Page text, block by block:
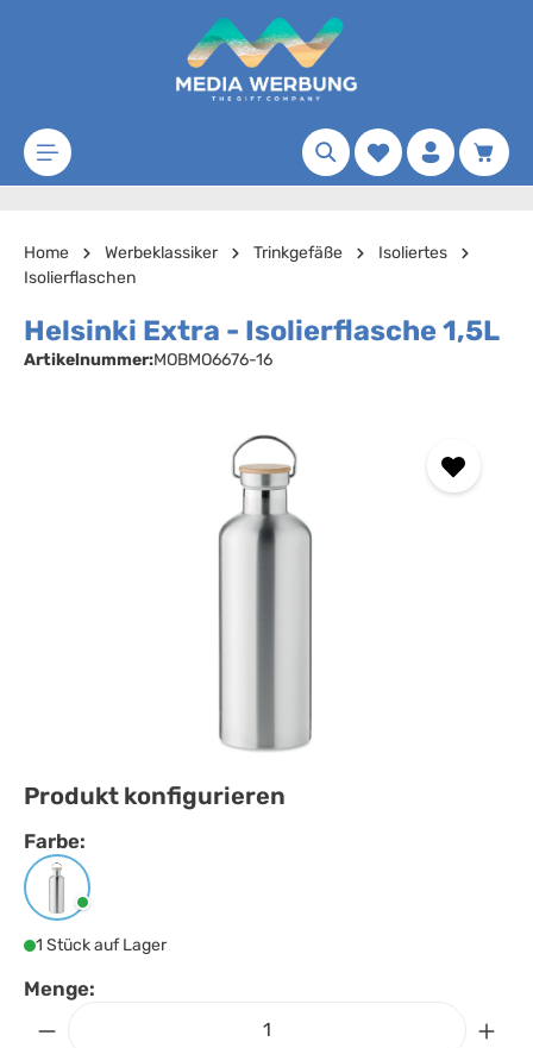
Zum Hauptinhalt springen
Merkzettel
Home Werbeklassiker Trinkgefäße
Isoliertes
Isolierflaschen
Helsinki Extra - Isolierflasche 1,5L
Artikelnummer:MOBMO6676-16
Produkt konfigurieren
Farbe:
Farbeauswählen
Mattsilber
1 Stück auf Lager
Menge: